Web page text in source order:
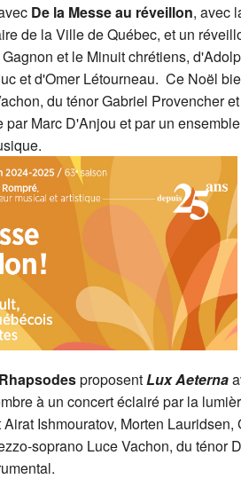
De la Messe au réveillon, avec
de la Ville de Québec, et un
et le Minuit chrétiens,
et d'Omer Létourneau. Ce Noël
du ténor Gabriel Provencher
Marc D'Anjou et par un
proposentLux Aeterna
à un concert éclairé par la
Ishmouratov, Morten
soprano Luce Vachon, du ténor